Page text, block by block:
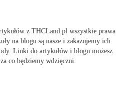
z THCLand.pl wszystkie prawa
na blogu są nasze i zakazujemy ich
Linki do artykułów i blogu możesz
co będziemy wdzięczni.